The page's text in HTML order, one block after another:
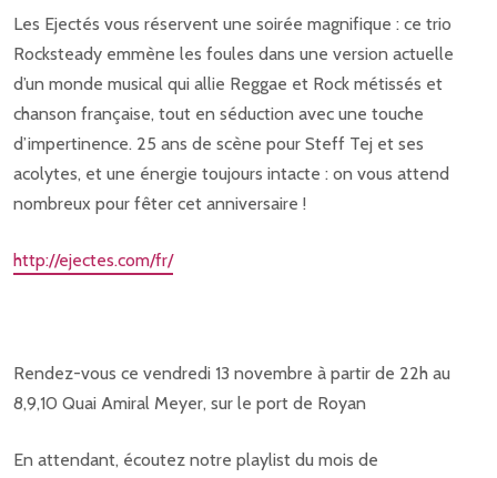
Les Ejectés vous réservent une soirée magnifique : ce trio
Rocksteady emmène les foules dans une version actuelle
d’un monde musical qui allie Reggae et Rock métissés et
chanson française, tout en séduction avec une touche
d’impertinence. 25 ans de scène pour Steff Tej et ses
acolytes, et une énergie toujours intacte : on vous attend
nombreux pour fêter cet anniversaire !
http://ejectes.com/fr/
Rendez-vous ce vendredi 13 novembre à partir de 22h au
8,9,10 Quai Amiral Meyer, sur le port de Royan
En attendant, écoutez notre playlist du mois de